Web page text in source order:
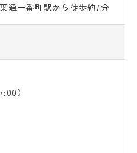
通一番町駅から徒歩約7分
）